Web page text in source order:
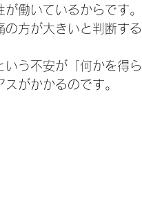
働いているからです。
方が大きいと判断する
う不安が「何かを得ら
がかかるのです。